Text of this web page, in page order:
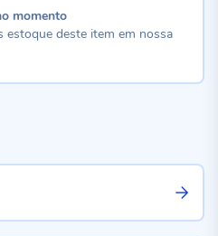
momento
estoque deste item em nossa